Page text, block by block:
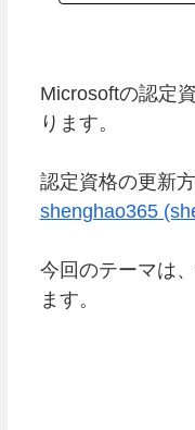
Microsoftの認定
ります。
認定資格の更新
shenghao365
今回のテーマは
ます。